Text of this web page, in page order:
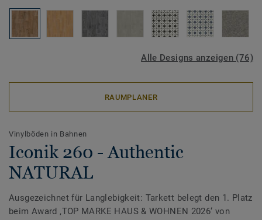
Alle Designs anzeigen (76)
RAUMPLANER
Vinylböden in Bahnen
Iconik 260 - Authentic
NATURAL
Ausgezeichnet für Langlebigkeit: Tarkett belegt den 1. Platz
beim Award ‚TOP MARKE HAUS & WOHNEN 2026‘ von